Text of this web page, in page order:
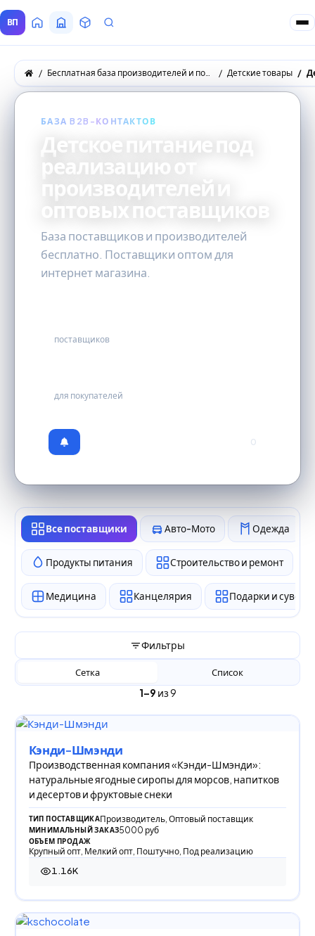
ВП ГлавнаяВсе Поставщики
ТоварыЗапросы покупателей
Бесплатная база производителей и поставщиков товаров оптом Детские товары
БАЗА B2B-КОНТАКТОВ
Детское питание под
реализацию от
производителей и
оптовых поставщиков
База поставщиков и производителей
бесплатно. Поставщики оптом для
интернет магазина.
поставщиков
для покупателей
0
Все поставщики Авто-Мото Одежда
Продукты питания Строительство и ремонт
Медицина Канцелярия Подарки и
Фильтры
1–9 из 9
Сетка Список
Кэнди-Шмэнди
Производственная компания «Кэнди-Шмэнди»:
натуральные ягодные сиропы для морсов, напитков
и десертов и фруктовые снеки
ТИП ПОСТАВЩИКАПроизводитель, Оптовый поставщик
МИНИМАЛЬНЫЙ ЗАКАЗ5000 руб
ОБЪЕМ ПРОДАЖ
Крупный опт, Мелкий опт, Поштучно, Под реализацию
1.16K
1 163 просмотра